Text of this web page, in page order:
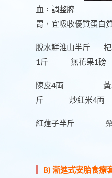
血，調整脾
胃，宜吸收優質蛋白
脫水鮮淮山半斤
1斤 無花果1磅
陳皮4両 黃
斤 炒紅米4両
紅蓮子半斤 桑
B) 漸進式安胎食療